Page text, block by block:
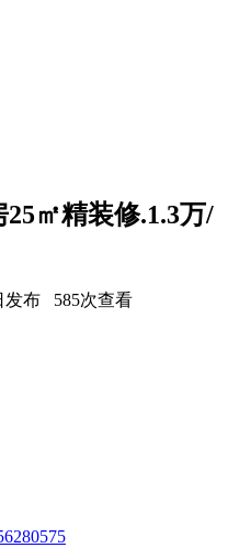
㎡精装修.1.3万/
发布 585次查看